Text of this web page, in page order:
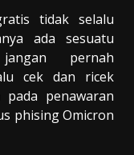
tidak selalu
ada sesuatu
pernah
cek dan ricek
penawaran
phising Omicron